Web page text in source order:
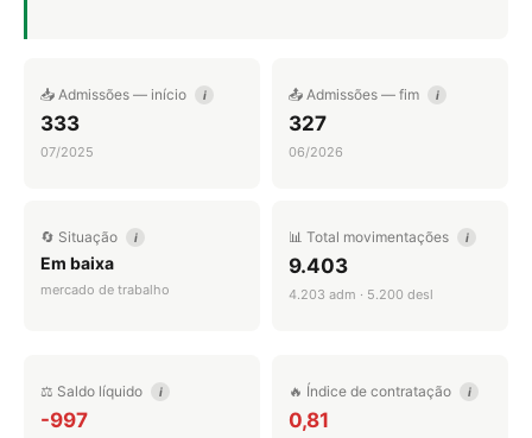
📥 Admissões — início i
333
07/2025
📤 Admissões — fim i
327
06/2026
🔄 Situação i
Em baixa
mercado de trabalho
📊 Total movimentações i
9.403
4.203 adm · 5.200 desl
⚖️ Saldo líquido i
-997
🔥 Índice de contratação i
0,81